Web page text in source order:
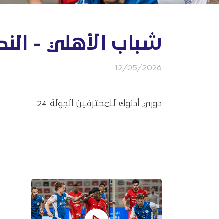
شباب الأهلي -
12/05/2026
دوري أدنوك للمحترفين الجولة 24